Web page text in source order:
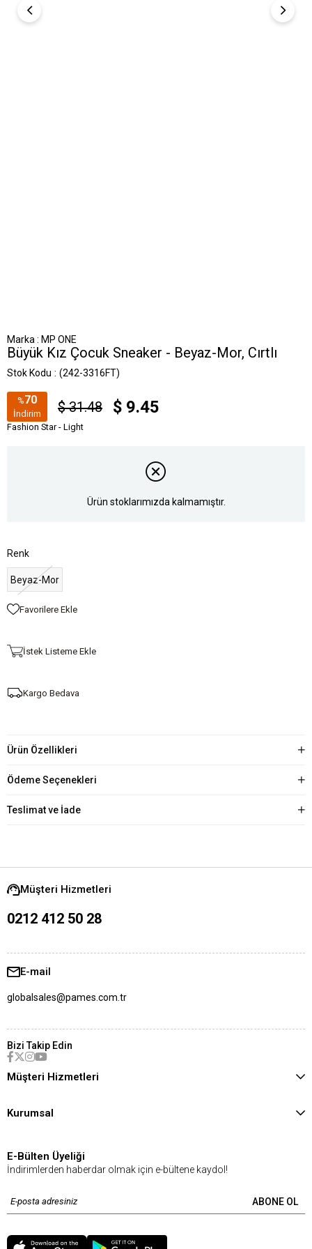
Marka: MP ONE
Büyük Kız Çocuk Sneaker - Beyaz-Mor, Cırtlı
Stok Kodu (242-3316FT)
%70
İndirim $ 31.48 $ 9.45
Fashion Star - Light
Ürün stoklarımızda kalmamıştır.
Renk
Beyaz-Mor
Favorilere Ekle
İstek Listeme Ekle
Kargo Bedava
Ürün Özellikleri
Ödeme Seçenekleri
Teslimat ve İade
Müşteri Hizmetleri
0212 412 50 28
E-mail
globalsales@pames.com.tr
Bizi Takip Edin
Müşteri Hizmetleri
Kurumsal
E-Bülten Üyeliği
İndirimlerden haberdar olmak için e-bültene kaydol!
ABONE OL